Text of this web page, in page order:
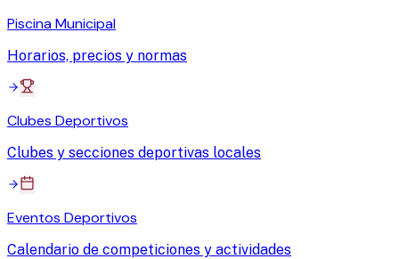
Piscina Municipal
Horarios, precios y normas
Clubes Deportivos
Clubes y secciones deportivas locales
Eventos Deportivos
Calendario de competiciones y actividades